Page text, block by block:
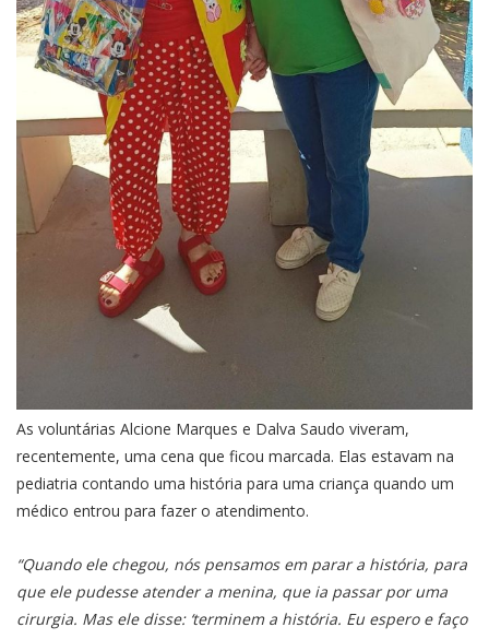
As voluntárias Alcione Marques e Dalva Saudo viveram,
recentemente, uma cena que ficou marcada. Elas estavam na
pediatria contando uma história para uma criança quando um
médico entrou para fazer o atendimento.
“Quando ele chegou, nós pensamos em parar a história, para
que ele pudesse atender a menina, que ia passar por uma
cirurgia. Mas ele disse: ‘terminem a história. Eu espero e faço